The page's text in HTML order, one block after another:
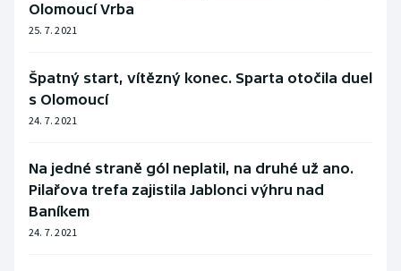
Olomoucí Vrba
25. 7. 2021
Špatný start, vítězný konec. Sparta otočila duel
s Olomoucí
24. 7. 2021
Na jedné straně gól neplatil, na druhé už ano.
Pilařova trefa zajistila Jablonci výhru nad
Baníkem
24. 7. 2021